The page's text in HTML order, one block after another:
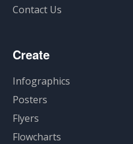
Contact Us
Create
Infographics
Posters
Flyers
Flowcharts